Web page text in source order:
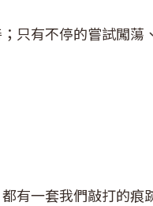
只有不停的嘗試闖
有一套我們敲打的痕